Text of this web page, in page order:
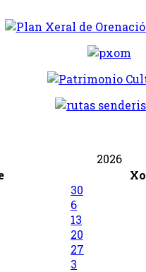
2026
Xo
30
6
13
20
27
3